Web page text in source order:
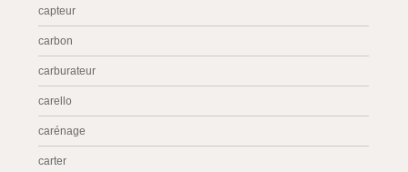
capteur
carbon
carburateur
carello
carénage
carter